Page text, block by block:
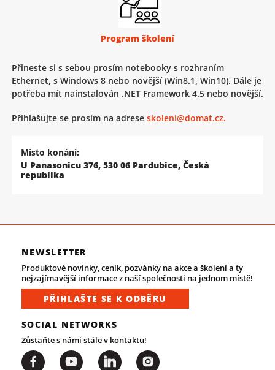
Program školení
Přineste si s sebou prosím notebooky s rozhraním
Ethernet, s Windows 8 nebo novější (Win8.1, Win10). Dále je
potřeba mít nainstalován .NET Framework 4.5 nebo novější.
Přihlašujte se prosím na adrese skoleni@domat.cz.
Místo konání:
U Panasonicu 376, 530 06 Pardubice, Česká
republika
NEWSLETTER
Produktové novinky, ceník, pozvánky na akce a školení a ty
nejzajímavější informace z naší společnosti na jednom místě!
PŘIHLAŠTE SE K ODBĚRU
SOCIAL NETWORKS
Zůstaňte s námi stále v kontaktu!